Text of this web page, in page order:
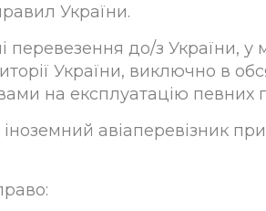
України.
до/з України, у
України, виключно в
на експлуатацію певних
авіаперевізник